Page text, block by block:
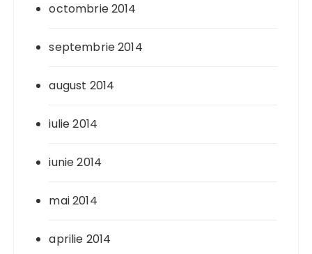
octombrie 2014
septembrie 2014
august 2014
iulie 2014
iunie 2014
mai 2014
aprilie 2014